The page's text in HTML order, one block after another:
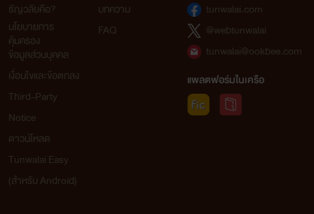
ธัญวลัยคือ?
นโยบายการ
คุ้มครอง
ข้อมูลส่วนบุคคล
เงื่อนไขและข้อตกลง
Third-Party
Notice
ดาวน์โหลด
Tunwalai Easy
(สำหรับ Android)
บทความ
FAQ
tunwalai.com
@webtunwalai
tunwalai@ookbee.com
แพลตฟอร์มในเครือ